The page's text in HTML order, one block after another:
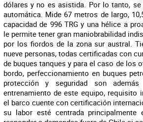
dólares y no es asistida. Por lo tanto,
automática. Mide 67 metros de largo,
capacidad de 996 TRG y una hélice a
le permite tener gran maniobrabilidad
por los fiordos de la zona sur austral.
nueve personas, todas certificadas con
de buques tanques y para el caso de los
bordo, perfeccionamiento en buques
protección y seguridad son
entrenamiento de este equipo, requisito
el barco cuente con certificación
su labor esté centrada principalmente